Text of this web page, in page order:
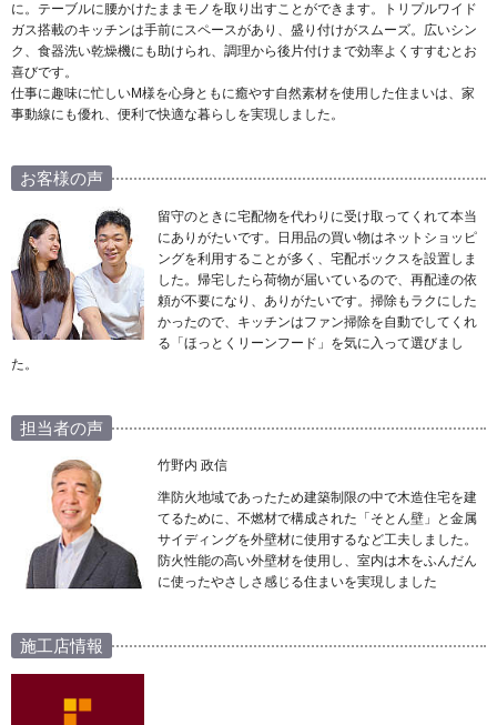
に。テーブルに腰かけたままモノを取り出すことができます。トリプルワイド
ガス搭載のキッチンは手前にスペースがあり、盛り付けがスムーズ。広いシン
ク、食器洗い乾燥機にも助けられ、調理から後片付けまで効率よくすすむとお
喜びです。
仕事に趣味に忙しいM様を心身ともに癒やす自然素材を使用した住まいは、家
事動線にも優れ、便利で快適な暮らしを実現しました。
お客様の声
留守のときに宅配物を代わりに受け取ってくれて本当
にありがたいです。日用品の買い物はネットショッピ
ングを利用することが多く、宅配ボックスを設置しま
した。帰宅したら荷物が届いているので、再配達の依
頼が不要になり、ありがたいです。掃除もラクにした
かったので、キッチンはファン掃除を自動でしてくれ
る「ほっとくリーンフード」を気に入って選びまし
た。
担当者の声
竹野内 政信
準防火地域であったため建築制限の中で木造住宅を建
てるために、不燃材で構成された「そとん壁」と金属
サイディングを外壁材に使用するなど工夫しました。
防火性能の高い外壁材を使用し、室内は木をふんだん
に使ったやさしさ感じる住まいを実現しました
施工店情報